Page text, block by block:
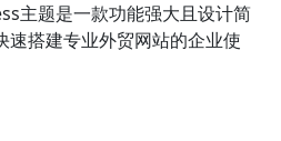
主题是一款功能强大且设计简
速搭建专业外贸网站的企业使